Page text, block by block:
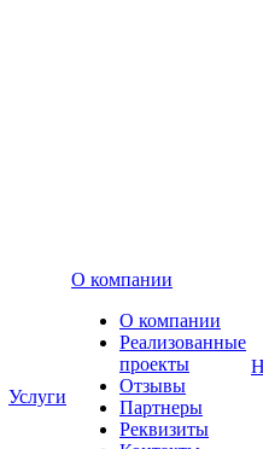
Услуги
О компании
О компании
Реализованные
проекты
Отзывы
Партнеры
Реквизиты